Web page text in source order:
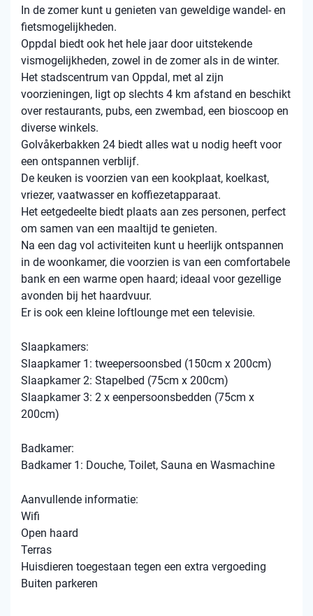
In de zomer kunt u genieten van geweldige wandel- en
fietsmogelijkheden.
Oppdal biedt ook het hele jaar door uitstekende
vismogelijkheden, zowel in de zomer als in de winter.
Het stadscentrum van Oppdal, met al zijn
voorzieningen, ligt op slechts 4 km afstand en beschikt
over restaurants, pubs, een zwembad, een bioscoop en
diverse winkels.
Golvåkerbakken 24 biedt alles wat u nodig heeft voor
een ontspannen verblijf.
De keuken is voorzien van een kookplaat, koelkast,
vriezer, vaatwasser en koffiezetapparaat.
Het eetgedeelte biedt plaats aan zes personen, perfect
om samen van een maaltijd te genieten.
Na een dag vol activiteiten kunt u heerlijk ontspannen
in de woonkamer, die voorzien is van een comfortabele
bank en een warme open haard; ideaal voor gezellige
avonden bij het haardvuur.
Er is ook een kleine loftlounge met een televisie.
Slaapkamers:
Slaapkamer 1: tweepersoonsbed (150cm x 200cm)
Slaapkamer 2: Stapelbed (75cm x 200cm)
Slaapkamer 3: 2 x eenpersoonsbedden (75cm x
200cm)
Badkamer:
Badkamer 1: Douche, Toilet, Sauna en Wasmachine
Aanvullende informatie:
Wifi
Open haard
Terras
Huisdieren toegestaan tegen een extra vergoeding
Buiten parkeren